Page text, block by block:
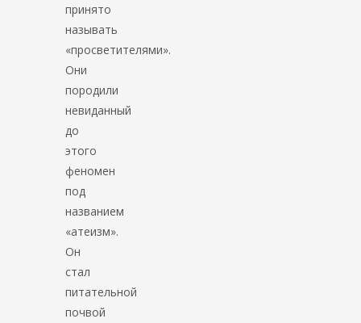
принято
называть
«просветителями».
Они
породили
невиданный
до
этого
феномен
под
названием
«атеизм».
Он
стал
питательной
почвой